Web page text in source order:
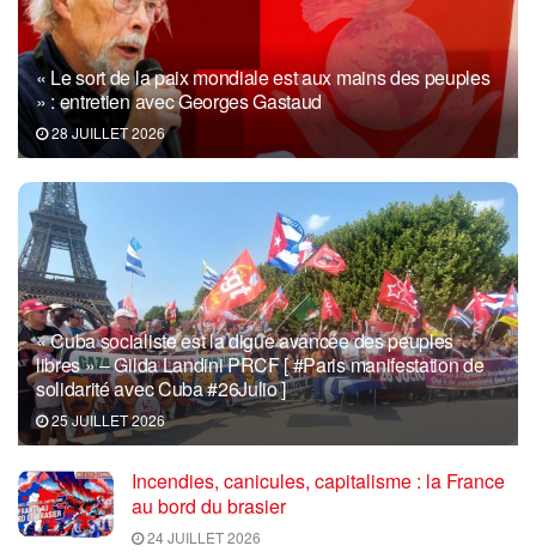
« Le sort de la paix mondiale est aux mains des peuples
» : entretien avec Georges Gastaud
28 JUILLET 2026
« Cuba socialiste est la digue avancée des peuples
libres » – Gilda Landini PRCF [ #Paris manifestation de
solidarité avec Cuba #26Julio ]
25 JUILLET 2026
Incendies, canicules, capitalisme : la France
au bord du brasier
24 JUILLET 2026